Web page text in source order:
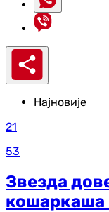
Најновије
21
53
Звезда
кошаркаша